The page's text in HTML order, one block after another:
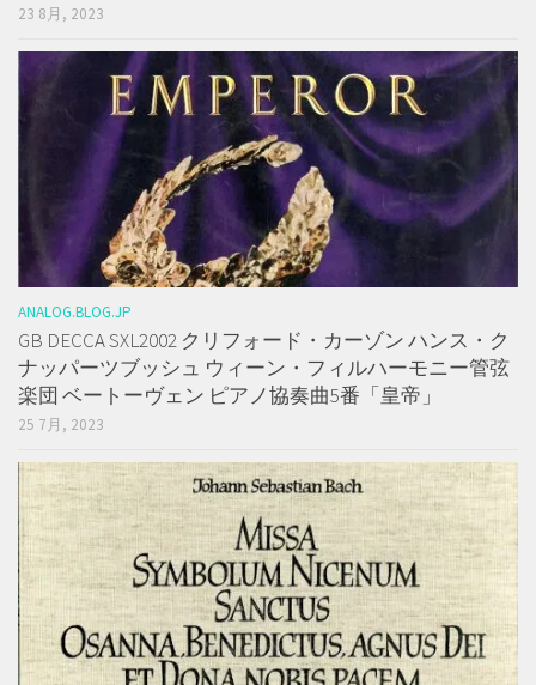
23 8月, 2023
ANALOG.BLOG.JP
GB DECCA SXL2002 クリフォード・カーゾン ハンス・ク
ナッパーツブッシュ ウィーン・フィルハーモニー管弦
楽団 ベートーヴェン ピアノ協奏曲5番「皇帝」
25 7月, 2023